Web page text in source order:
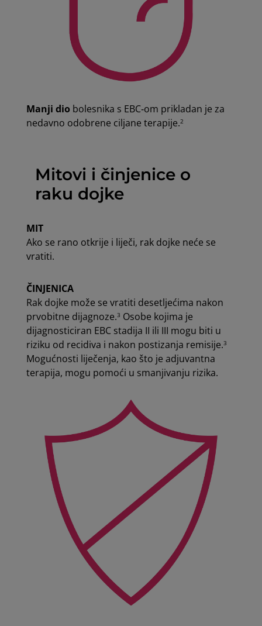
Manji dio bolesnika s EBC‑om prikladan je za
nedavno odobrene ciljane terapije.2
Mitovi i činjenice o
raku dojke
MIT
Ako se rano otkrije i liječi, rak dojke neće se
vratiti.
ČINJENICA
Rak dojke može se vratiti desetljećima nakon
prvobitne dijagnoze.3 Osobe kojima je
dijagnosticiran EBC stadija II ili III mogu biti u
riziku od recidiva i nakon postizanja remisije.3
Mogućnosti liječenja, kao što je adjuvantna
terapija, mogu pomoći u smanjivanju rizika.